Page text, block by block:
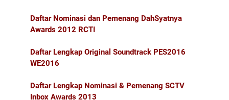
Daftar Nominasi dan Pemenang DahSyatnya
Awards 2012 RCTI
Daftar Lengkap Original Soundtrack PES2016
WE2016
Daftar Lengkap Nominasi & Pemenang SCTV
Inbox Awards 2013